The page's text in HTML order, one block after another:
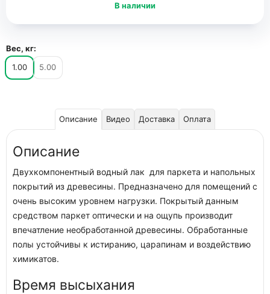
В наличии
Вес, кг:
1.00
5.00
Описание Видео Доставка Оплата
Описание
Двухкомпонентный водный лак для паркета и напольных
покрытий из древесины. Предназначено для помещений с
очень высоким уровнем нагрузки. Покрытый данным
средством паркет оптически и на ощупь производит
впечатление необработанной древесины. Обработанные
полы устойчивы к истиранию, царапинам и воздействию
химикатов.
Время высыхания